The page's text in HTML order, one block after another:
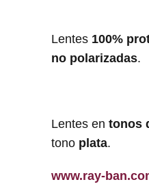
Lentes 100%
no polarizadas.
Lentes en tonos
tono plata.
www.ray-